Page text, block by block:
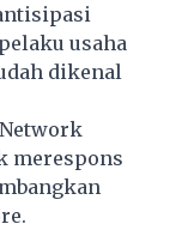
usaha
dikenal
merespons